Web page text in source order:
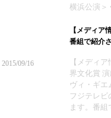
横浜公演＞
2015/09/16
【メディア
番組で紹介
【メディ
界文化賞
ヴィ・ギエ
フジテレビ
ます。番組